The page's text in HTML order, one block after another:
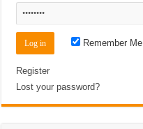
Remember Me
Register
Lost your password?